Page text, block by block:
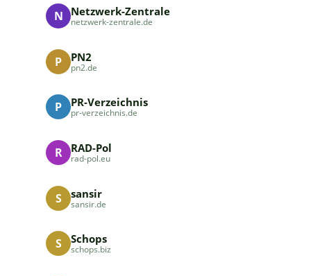
N Netzwerk-Zentrale
netzwerk-zentrale.de
P PN2
pn2.de
P PR-Verzeichnis
pr-verzeichnis.de
R RAD-Pol
rad-pol.eu
S sansir
sansir.de
S Schops
schops.biz